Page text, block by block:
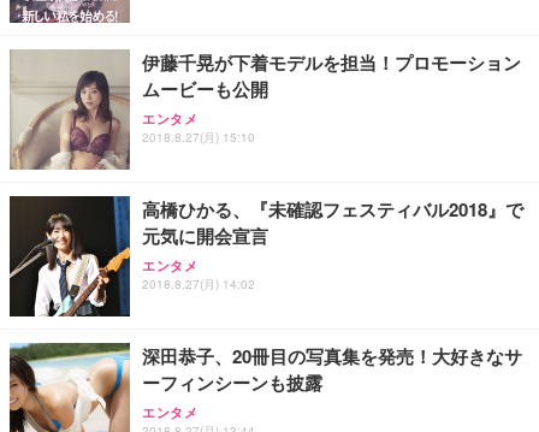
伊藤千晃が下着モデルを担当！プロモーション
ムービーも公開
エンタメ
2018.8.27(月) 15:10
高橋ひかる、『未確認フェスティバル2018』で
元気に開会宣言
エンタメ
2018.8.27(月) 14:02
深田恭子、20冊目の写真集を発売！大好きなサ
ーフィンシーンも披露
エンタメ